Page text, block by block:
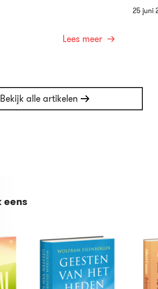
Lees meer
25 juni
Bekijk alle artikelen
eens